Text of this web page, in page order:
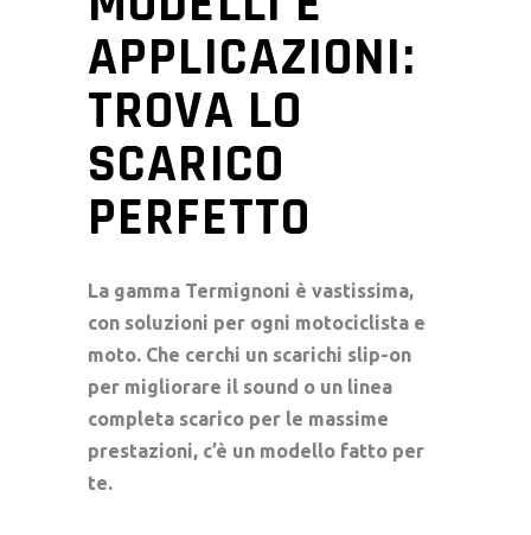
APPLICAZIONI:
TROVA LO
SCARICO
PERFETTO
La gamma Termignoni è vastissima,
con soluzioni per ogni motociclista e
moto. Che cerchi un scarichi slip-on
per migliorare il sound o un linea
completa scarico per le massime
prestazioni, c’è un modello fatto per
te.